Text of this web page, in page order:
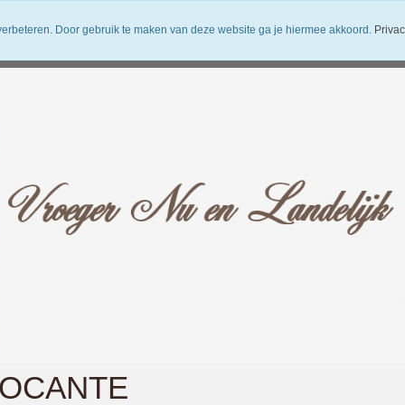
Verzendkosten Vroeger Nu en Landelijk
Door gebruik te maken van deze website ga je hiermee akkoord.